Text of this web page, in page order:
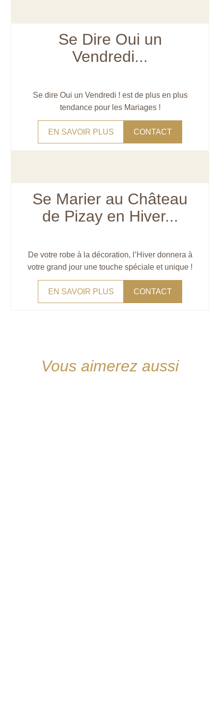
Se Dire Oui un
Vendredi...
Se dire Oui un Vendredi ! est de plus en plus
tendance pour les Mariages !
EN SAVOIR PLUS CONTACT
Se Marier au Château
de Pizay en Hiver...
De votre robe à la décoration, l’Hiver donnera à
votre grand jour une touche spéciale et unique !
EN SAVOIR PLUS CONTACT
Vous aimerez aussi